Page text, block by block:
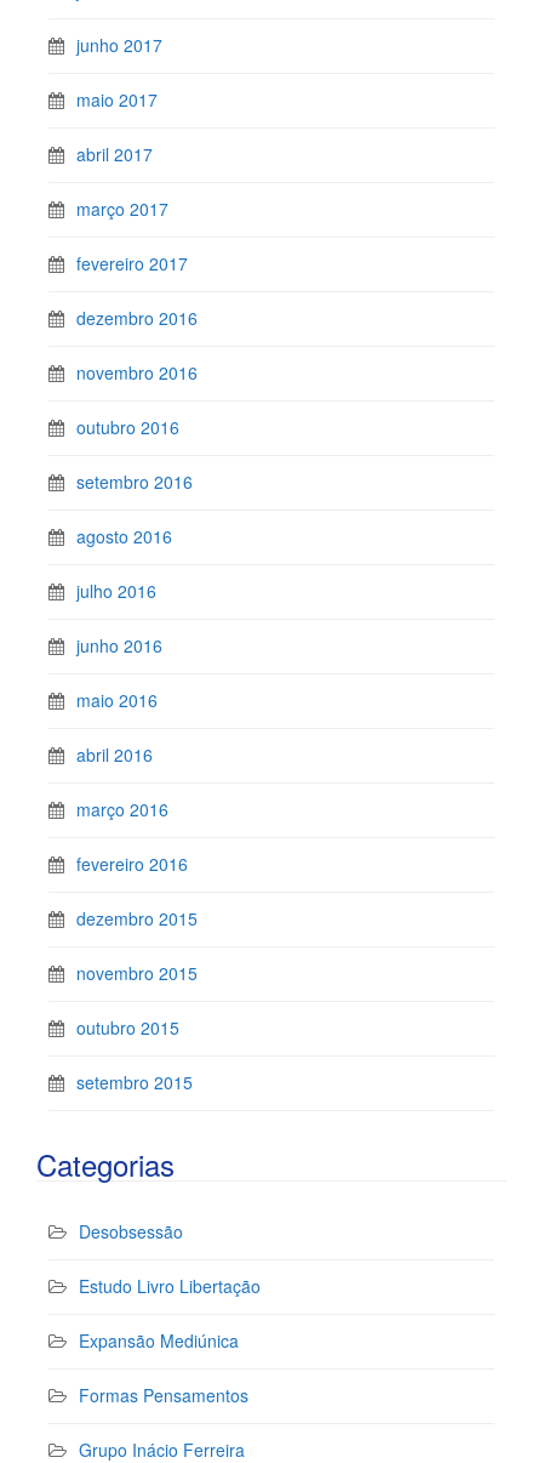
junho 2017
maio 2017
abril 2017
março 2017
fevereiro 2017
dezembro 2016
novembro 2016
outubro 2016
setembro 2016
agosto 2016
julho 2016
junho 2016
maio 2016
abril 2016
março 2016
fevereiro 2016
dezembro 2015
novembro 2015
outubro 2015
setembro 2015
Categorias
Desobsessão
Estudo Livro Libertação
Expansão Mediúnica
Formas Pensamentos
Grupo Inácio Ferreira